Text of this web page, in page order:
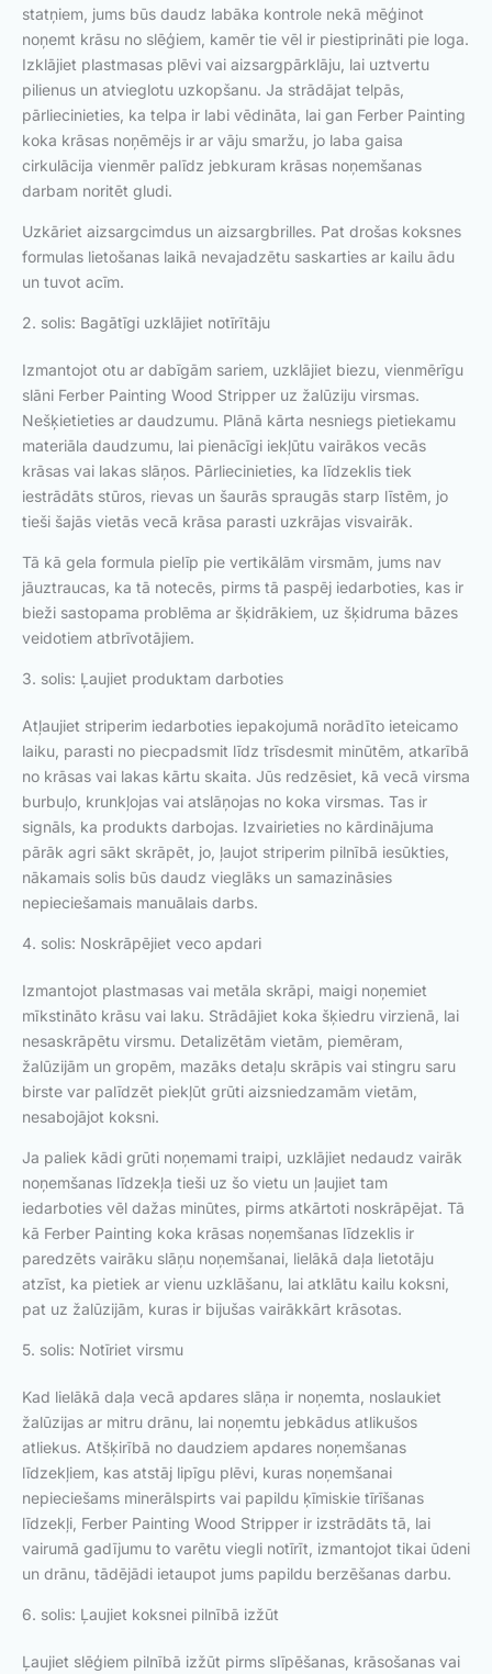
statņiem, jums būs daudz labāka kontrole nekā mēģinot
noņemt krāsu no slēģiem, kamēr tie vēl ir piestiprināti pie loga.
Izklājiet plastmasas plēvi vai aizsargpārklāju, lai uztvertu
pilienus un atvieglotu uzkopšanu. Ja strādājat telpās,
pārliecinieties, ka telpa ir labi vēdināta, lai gan Ferber Painting
koka krāsas noņēmējs ir ar vāju smaržu, jo laba gaisa
cirkulācija vienmēr palīdz jebkuram krāsas noņemšanas
darbam noritēt gludi.
Uzkāriet aizsargcimdus un aizsargbrilles. Pat drošas koksnes
formulas lietošanas laikā nevajadzētu saskarties ar kailu ādu
un tuvot acīm.
2. solis: Bagātīgi uzklājiet notīrītāju
Izmantojot otu ar dabīgām sariem, uzklājiet biezu, vienmērīgu
slāni Ferber Painting Wood Stripper uz žalūziju virsmas.
Nešķietieties ar daudzumu. Plānā kārta nesniegs pietiekamu
materiāla daudzumu, lai pienācīgi iekļūtu vairākos vecās
krāsas vai lakas slāņos. Pārliecinieties, ka līdzeklis tiek
iestrādāts stūros, rievas un šaurās spraugās starp līstēm, jo
tieši šajās vietās vecā krāsa parasti uzkrājas visvairāk.
Tā kā gela formula pielīp pie vertikālām virsmām, jums nav
jāuztraucas, ka tā notecēs, pirms tā paspēj iedarboties, kas ir
bieži sastopama problēma ar šķidrākiem, uz šķidruma bāzes
veidotiem atbrīvotājiem.
3. solis: Ļaujiet produktam darboties
Atļaujiet striperim iedarboties iepakojumā norādīto ieteicamo
laiku, parasti no piecpadsmit līdz trīsdesmit minūtēm, atkarībā
no krāsas vai lakas kārtu skaita. Jūs redzēsiet, kā vecā virsma
burbuļo, krunkļojas vai atslāņojas no koka virsmas. Tas ir
signāls, ka produkts darbojas. Izvairieties no kārdinājuma
pārāk agri sākt skrāpēt, jo, ļaujot striperim pilnībā iesūkties,
nākamais solis būs daudz vieglāks un samazināsies
nepieciešamais manuālais darbs.
4. solis: Noskrāpējiet veco apdari
Izmantojot plastmasas vai metāla skrāpi, maigi noņemiet
mīkstināto krāsu vai laku. Strādājiet koka šķiedru virzienā, lai
nesaskrāpētu virsmu. Detalizētām vietām, piemēram,
žalūzijām un gropēm, mazāks detaļu skrāpis vai stingru saru
birste var palīdzēt piekļūt grūti aizsniedzamām vietām,
nesabojājot koksni.
Ja paliek kādi grūti noņemami traipi, uzklājiet nedaudz vairāk
noņemšanas līdzekļa tieši uz šo vietu un ļaujiet tam
iedarboties vēl dažas minūtes, pirms atkārtoti noskrāpējat. Tā
kā Ferber Painting koka krāsas noņemšanas līdzeklis ir
paredzēts vairāku slāņu noņemšanai, lielākā daļa lietotāju
atzīst, ka pietiek ar vienu uzklāšanu, lai atklātu kailu koksni,
pat uz žalūzijām, kuras ir bijušas vairākkārt krāsotas.
5. solis: Notīriet virsmu
Kad lielākā daļa vecā apdares slāņa ir noņemta, noslaukiet
žalūzijas ar mitru drānu, lai noņemtu jebkādus atlikušos
atliekus. Atšķirībā no daudziem apdares noņemšanas
līdzekļiem, kas atstāj lipīgu plēvi, kuras noņemšanai
nepieciešams minerālspirts vai papildu ķīmiskie tīrīšanas
līdzekļi, Ferber Painting Wood Stripper ir izstrādāts tā, lai
vairumā gadījumu to varētu viegli notīrīt, izmantojot tikai ūdeni
un drānu, tādējādi ietaupot jums papildu berzēšanas darbu.
6. solis: Ļaujiet koksnei pilnībā izžūt
Ļaujiet slēģiem pilnībā izžūt pirms slīpēšanas, krāsošanas vai